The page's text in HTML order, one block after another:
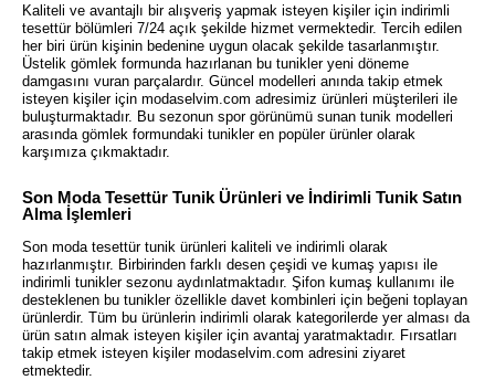
Kaliteli ve avantajlı bir alışveriş yapmak isteyen kişiler için indirimli
tesettür bölümleri 7/24 açık şekilde hizmet vermektedir. Tercih edilen
her biri ürün kişinin bedenine uygun olacak şekilde tasarlanmıştır.
Üstelik gömlek formunda hazırlanan bu tunikler yeni döneme
damgasını vuran parçalardır. Güncel modelleri anında takip etmek
isteyen kişiler için modaselvim.com adresimiz ürünleri müşterileri ile
buluşturmaktadır. Bu sezonun spor görünümü sunan tunik modelleri
arasında gömlek formundaki tunikler en popüler ürünler olarak
karşımıza çıkmaktadır.
Son Moda Tesettür Tunik Ürünleri ve İndirimli Tunik Satın
Alma İşlemleri
Son moda tesettür tunik ürünleri kaliteli ve indirimli olarak
hazırlanmıştır. Birbirinden farklı desen çeşidi ve kumaş yapısı ile
indirimli tunikler sezonu aydınlatmaktadır. Şifon kumaş kullanımı ile
desteklenen bu tunikler özellikle davet kombinleri için beğeni toplayan
ürünlerdir. Tüm bu ürünlerin indirimli olarak kategorilerde yer alması da
ürün satın almak isteyen kişiler için avantaj yaratmaktadır. Fırsatları
takip etmek isteyen kişiler modaselvim.com adresini ziyaret
etmektedir.